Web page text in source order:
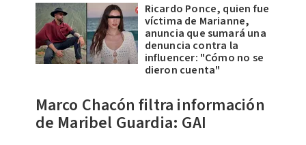
Ricardo Ponce, quien fue
víctima de Marianne,
anuncia que sumará una
denuncia contra la
influencer: "Cómo no se
dieron cuenta"
Marco Chacón filtra información
de Maribel Guardia: GAI